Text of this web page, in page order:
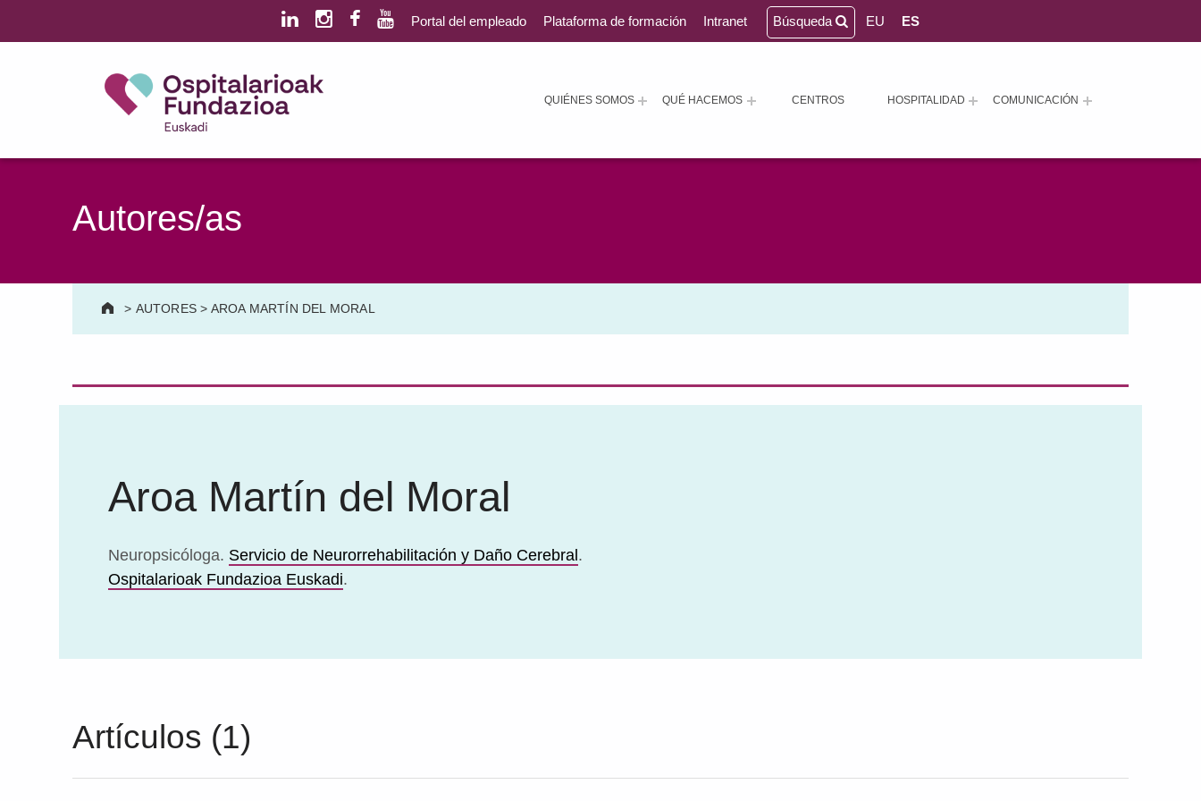
QUIÉNES SOMOS QUÉ HACEMOS CENTROS HOSPITALIDAD COMUNICACIÓN
Portal del empleado Plataforma de formación Intranet Búsqueda EU ES
Autores/as
> AUTORES > AROA MARTÍN DEL MORAL
Aroa Martín del Moral
Neuropsicóloga. Servicio de Neurorrehabilitación y Daño Cerebral .
Ospitalarioak Fundazioa Euskadi.
Artículos (1)